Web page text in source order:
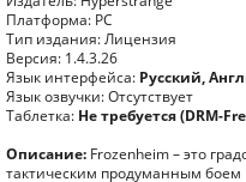
Платформа: PC
Тип издания: Лицензия
Версия: 1.4.3.26
Язык интерфейса: Русский,
Язык озвучки: Отсутствует
Таблетка: Не требуется (DRM-
Описание: Frozenheim – это
тактическим продуманным